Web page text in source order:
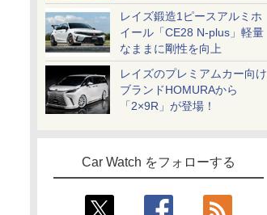
一気に聴く
レイズ鍛造1ピースアルミホ
イール「CE28 N-plus」軽量
なままに剛性を向上
レイズのプレミアムカー向け
ブランドHOMURAから
「2×9R」が登場！
Car Watch をフォローする